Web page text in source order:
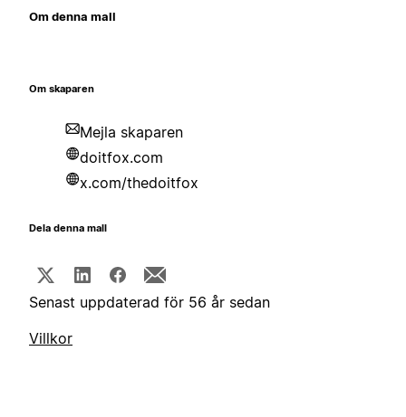
Om denna mall
Om skaparen
Mejla skaparen
doitfox.com
x.com/thedoitfox
Dela denna mall
Senast uppdaterad för 56 år sedan
Villkor